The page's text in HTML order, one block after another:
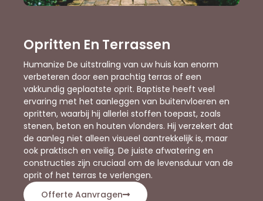
Opritten En Terrassen
Humanize De uitstraling van uw huis kan enorm
verbeteren door een prachtig terras of een
vakkundig geplaatste oprit. Baptiste heeft veel
ervaring met het aanleggen van buitenvloeren en
opritten, waarbij hij allerlei stoffen toepast, zoals
stenen, beton en houten vlonders. Hij verzekert dat
de aanleg niet alleen visueel aantrekkelijk is, maar
ook praktisch en veilig. De juiste afwatering en
constructies zijn cruciaal om de levensduur van de
oprit of het terras te verlengen.
Offerte Aanvragen